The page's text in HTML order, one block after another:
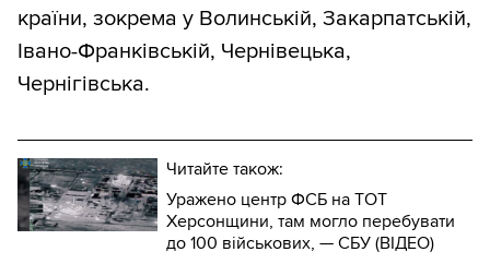
країни, зокрема у Волинській, Закарпатській,
Івано-Франківській, Чернівецька,
Чернігівська.
Читайте також:
Уражено центр ФСБ на ТОТ
Херсонщини, там могло перебувати
до 100 військових, — СБУ (ВIДЕО)